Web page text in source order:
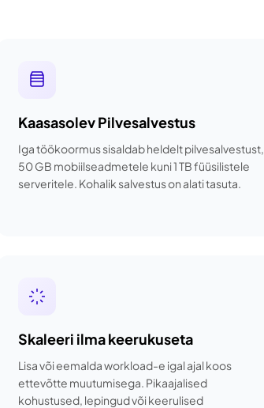
Kaasasolev Pilvesalvestus
Iga töökoormus sisaldab heldelt pilvesalvestust,
50 GB mobiilseadmetele kuni 1 TB füüsilistele
serveritele. Kohalik salvestus on alati tasuta.
Skaleeri ilma keerukuseta
Lisa või eemalda workload-e igal ajal koos
ettevõtte muutumisega. Pikaajalised
kohustused, lepingud või keerulised